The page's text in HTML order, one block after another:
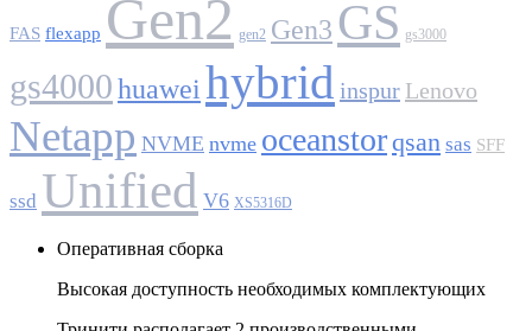
FAS flexapp Gen2 gen2 Gen3 GS gs3000
gs4000huawei hybrid inspur Lenovo
Netapp NVME nvme oceanstorqsan sas SFF
ssd Unified V6 XS5316D
Оперативная сборка
Высокая доступность необходимых комплектующих